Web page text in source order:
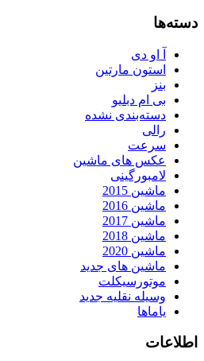
دسته‌ها
آ او دی
استون مارتین
بنز
بی ام دبلیو
دسته‌بندی نشده
رالی
سرعت
عکس های ماشین
لامبورگینی
ماشین 2015
ماشین 2016
ماشین 2017
ماشین 2018
ماشین 2020
ماشین های جدید
موتورسیکلت
وسیله نقلیه جدید
یاماها
اطلاعات